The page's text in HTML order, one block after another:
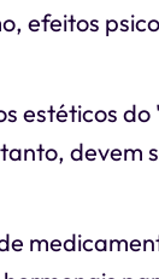
efeitos
estéticos
devem